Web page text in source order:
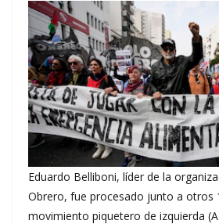
Eduardo Belliboni, líder de la
Obrero, fue procesado junto a otros
movimiento piquetero de izquierda